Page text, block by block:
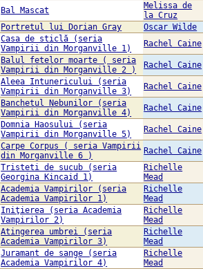
Bal Mascat
Melissa de
la Cruz
Portretul lui Dorian Gray
Oscar Wilde
Casa de sticlă (seria
Vampirii din Morganville 1)
Rachel Caine
Balul fetelor moarte ( seria
Vampirii din Morganville 2 )
Rachel Caine
Aleea Intunericului (seria
Vampirii din Morganville 3)
Rachel Caine
Banchetul Nebunilor (seria
Vampirii din Morganville 4)
Rachel Caine
Domnia Haosului (seria
Vampirii din Morganville 5)
Rachel Caine
Carpe Corpus ( seria Vampirii
din Morganville 6 )
Rachel Caine
Tristeti de sucub (seria
Georgina Kincaid 1)
Richelle
Mead
Academia Vampirilor (seria
Academia Vampirilor 1)
Richelle
Mead
Iniţierea (seria Academia
Vampirilor 2)
Richelle
Mead
Atingerea umbrei (seria
Academia Vampirilor 3)
Richelle
Mead
Juramant de sange (seria
Academia Vampirilor 4)
Richelle
Mead